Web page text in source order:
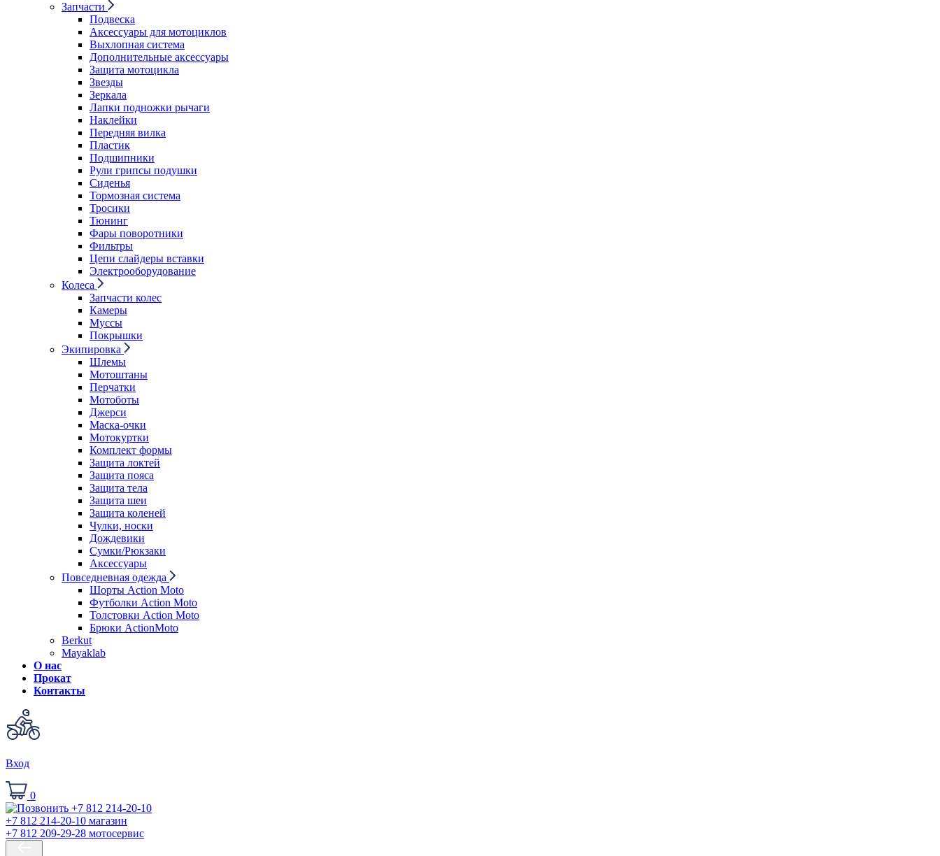
Запчасти
Подвеска
Аксессуары для мотоциклов
Выхлопная система
Дополнительные аксессуары
Защита мотоцикла
Звезды
Зеркала
Лапки подножки рычаги
Наклейки
Передняя вилка
Пластик
Подшипники
Рули грипсы подушки
Сиденья
Тормозная система
Тросики
Тюнинг
Фары поворотники
Фильтры
Цепи слайдеры вставки
Электрооборудование
Колеса
Запчасти колес
Камеры
Муссы
Покрышки
Экипировка
Шлемы
Мотоштаны
Перчатки
Мотоботы
Джерси
Маска-очки
Мотокуртки
Комплект формы
Защита локтей
Защита пояса
Защита тела
Защита шеи
Защита коленей
Чулки, носки
Дождевики
Сумки/Рюкзаки
Аксессуары
Повседневная одежда
Шорты Action Moto
Футболки Action Moto
Толстовки Action Moto
Брюки ActionMoto
Berkut
Mayaklab
О нас
Прокат
Контакты
Вход
0
+7 812 214-20-10 магазин
+7 812 209-29-28 мотосервис